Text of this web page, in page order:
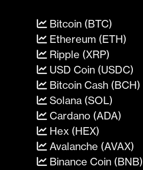
Bitcoin (BTC)
Ethereum (ETH)
Ripple (XRP)
USD Coin (USDC)
Bitcoin Cash (BCH)
Solana (SOL)
Cardano (ADA)
Hex (HEX)
Avalanche (AVAX)
Binance Coin (BNB)